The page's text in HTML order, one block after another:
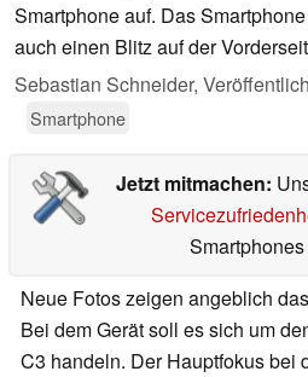
Smartphone auf. Das
auch einen Blitz auf der
Sebastian Schneider,
Smartphone
Jetzt mitmachen:
Neue Fotos zeigen angeblich
Bei dem Gerät soll es sich um
C3 handeln. Der Hauptfokus bei